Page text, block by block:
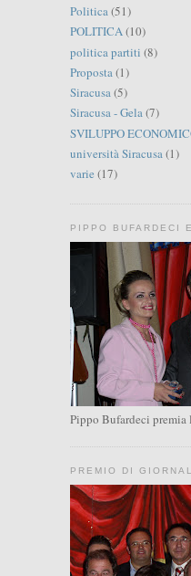
Politica(51)
POLITICA(10)
politica partiti (8)
Proposta(1)
Siracusa(5)
Siracusa - Gela(7)
SVILUPPO
università Siracusa(1)
varie (17)
PIPPO BUFARDECI
Pippo Bufardeci premia
PREMIO DI